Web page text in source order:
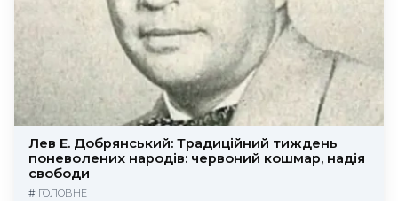
Лев Е. Добрянський: Традиційний тиждень
поневолених народів: червоний кошмар, надія
свободи
# ГОЛОВНЕ